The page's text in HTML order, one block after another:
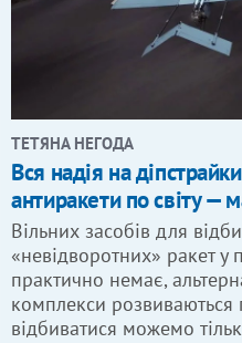
ТЕТЯНА НЕГОДА
Вся надія на
антиракети по світу —
Вільних засобів для
«невідворотних» ракет у
практично немає,
комплекси розвиваються
відбиватися можемо